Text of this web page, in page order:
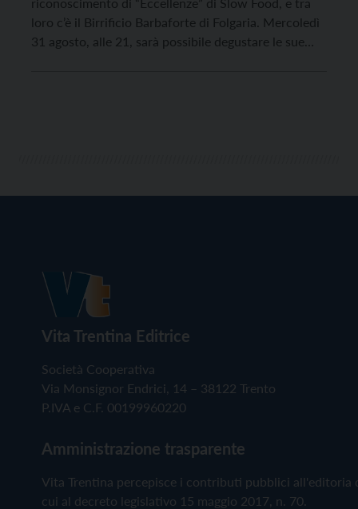
loro c’è il Birrificio Barbaforte di Folgaria. Mercoledì
31 agosto, alle 21, sarà possibile degustare le sue
Vita Trentina Editrice
Società Cooperativa
Via Monsignor Endrici, 14 – 38122 Trento
P.IVA e C.F. 00199960220
Amministrazione trasparente
Vita Trentina percepisce i contributi pubblici all'editoria
cui al decreto legislativo 15 maggio 2017, n. 70.